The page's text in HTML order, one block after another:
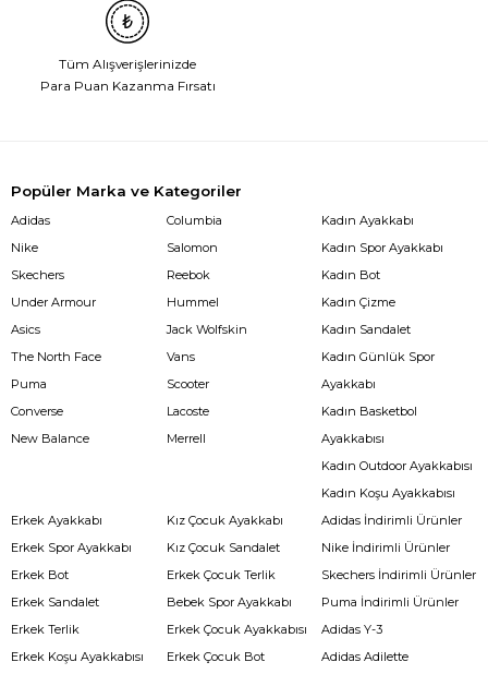
Tüm Alışverişlerinizde
Para Puan Kazanma Fırsatı
Popüler Marka ve Kategoriler
Adidas
Nike
Skechers
Under Armour
Asics
The North Face
Puma
Converse
New Balance
Columbia
Salomon
Reebok
Hummel
Jack Wolfskin
Vans
Scooter
Lacoste
Merrell
Kadın Ayakkabı
Kadın Spor Ayakkabı
Kadın Bot
Kadın Çizme
Kadın Sandalet
Kadın Günlük Spor
Ayakkabı
Kadın Basketbol
Ayakkabısı
Kadın Outdoor Ayakkabısı
Kadın Koşu Ayakkabısı
Erkek Ayakkabı
Erkek Spor Ayakkabı
Erkek Bot
Erkek Sandalet
Erkek Terlik
Erkek Koşu Ayakkabısı
Kız Çocuk Ayakkabı
Kız Çocuk Sandalet
Erkek Çocuk Terlik
Bebek Spor Ayakkabı
Erkek Çocuk Ayakkabısı
Erkek Çocuk Bot
Adidas İndirimli Ürünler
Nike İndirimli Ürünler
Skechers İndirimli Ürünler
Puma İndirimli Ürünler
Adidas Y-3
Adidas Adilette